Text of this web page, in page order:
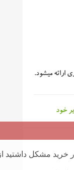
ارائه میشود.
خود
مشکل داشتید